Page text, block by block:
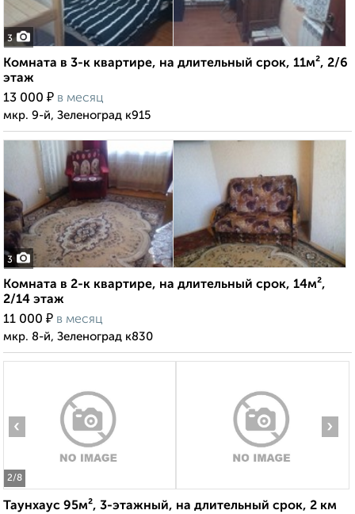
3
Комната в 3-к квартире, на длительный срок, 11м², 2/6
этаж
13 000 ₽ в месяц
мкр. 9-й, Зеленоград к915
3
Комната в 2-к квартире, на длительный срок, 14м²,
2/14 этаж
11 000 ₽ в месяц
мкр. 8-й, Зеленоград к830
2/8
‹ ›
Таунхаус 95м², 3-этажный, на длительный срок, 2 км